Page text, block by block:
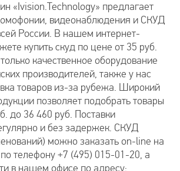
Tantos
Р Есть в наличии
10 дюймов ● Каналы:2
камеры ● Управление:
● Запись:отсутствует ●
Tantos
Р Есть в наличии
10 дюймов ● Каналы:2
камеры ● Управление:
● Запись:отсутствует ●
«Ivision.Technology» предлагает
видеонаблюдения и СКУД
России. В нашем интернет-
купить скуд по цене от 35 руб.
качественное оборудование
производителей, также у нас
товаров из-за рубежа. Широкий
позволяет подобрать товары
до 36 460 руб. Поставки
и без задержек. СКУД
можно заказать on-line на
телефону +7 (495) 015-01-20, а
в нашем офисе по адресу: